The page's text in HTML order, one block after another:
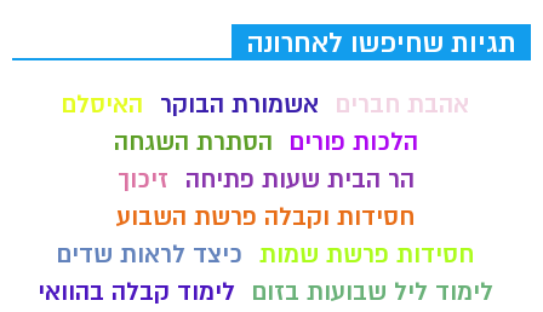
תגיות שחיפשו לאחרונה
אהבת חברים אשמורת הבוקר
האיסלם
הלכות פורים
הסתרת השגחה
הר הבית שעות פתיחה
זיכוך
חסידות וקבלה פרשת השבוע
חסידות פרשת שמות כיצד לראות שדים
לימוד ליל שבועות בזום
לימוד קבלה בהוואי